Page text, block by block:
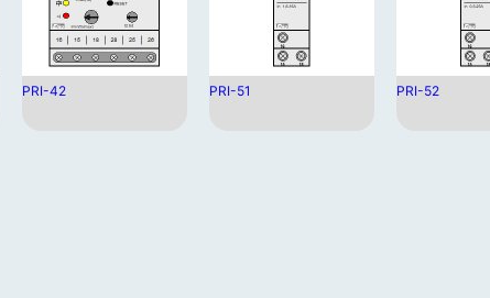
PRI-42 PRI-51 PRI-52